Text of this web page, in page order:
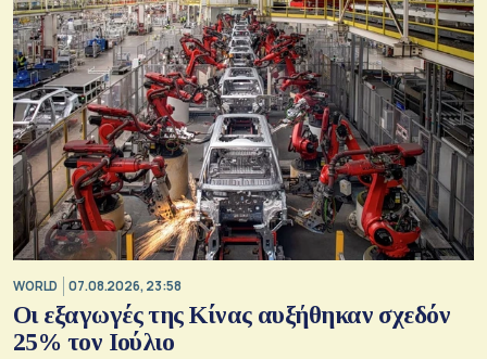
WORLD 07.08.2026, 23:58
Οι εξαγωγές της Κίνας αυξήθηκαν σχεδόν
25% τον Ιούλιο